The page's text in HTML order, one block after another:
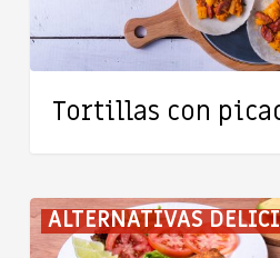
Tortillas con
ALTERNATIVAS
Filete
de